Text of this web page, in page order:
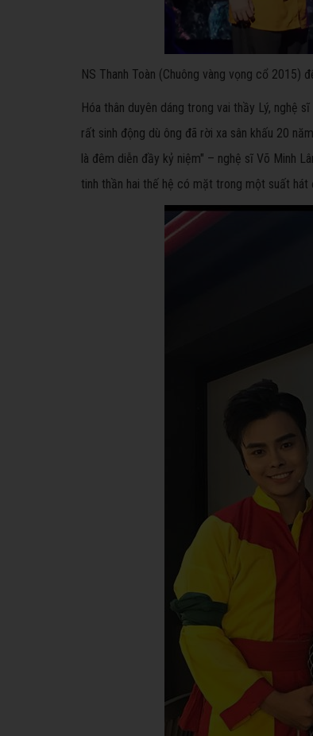
NS Thanh Toàn (Chuông vàng vọng cổ 2015)
Hóa thân duyên dáng trong vai thầy Lý, nghệ
rất sinh động dù ông đã rời xa sân khấu 20
là đêm diễn đầy kỷ niệm" – nghệ sĩ Võ Minh
tinh thần hai thế hệ có mặt trong một suất hát